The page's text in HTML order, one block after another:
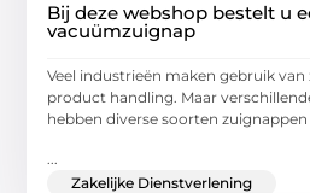
Bij deze webshop bestelt u
vacuümzuignap
Veel industrieën maken gebruik
product handling. Maar
hebben diverse soorten zuignappen
Zakelijke Dienstverlening